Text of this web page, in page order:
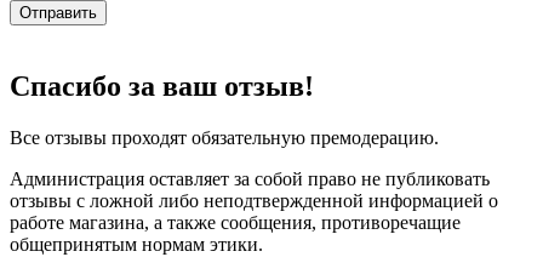
Отправить
Спасибо за ваш отзыв!
Все отзывы проходят обязательную премодерацию.
Администрация оставляет за собой право не публиковать
отзывы с ложной либо неподтвержденной информацией о
работе магазина, а также сообщения, противоречащие
общепринятым нормам этики.